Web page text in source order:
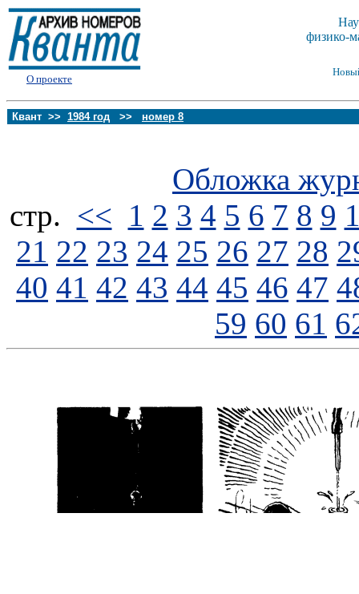
О проекте
физико-
Квант >> 1984 год >> номер 8
Обложка
стp. << 1 2 3 4 5 6 7 8 9
21 22 23 24 25 26 27 28
40 41 42 43 44 45 46 47
59 60 61